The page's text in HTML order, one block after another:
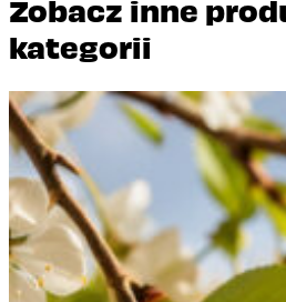
Zobacz inne
kategorii